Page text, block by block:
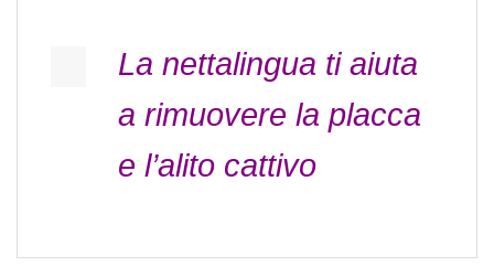
La nettalingua ti aiuta
a rimuovere la placca
e l’alito cattivo